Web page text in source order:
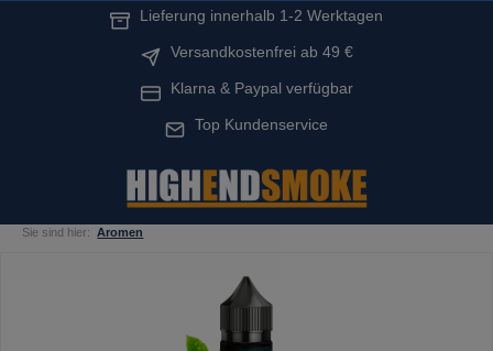
Lieferung innerhalb 1-2 Werktagen
Versandkostenfrei ab 49 €
Klarna & Paypal verfügbar
Top Kundenservice
Sie sind hier: Aromen